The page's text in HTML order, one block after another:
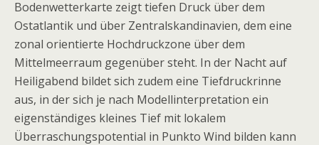
Bodenwetterkarte zeigt tiefen Druck über dem
Ostatlantik und über Zentralskandinavien, dem eine
zonal orientierte Hochdruckzone über dem
Mittelmeerraum gegenüber steht. In der Nacht auf
Heiligabend bildet sich zudem eine Tiefdruckrinne
aus, in der sich je nach Modellinterpretation ein
eigenständiges kleines Tief mit lokalem
Überraschungspotential in Punkto Wind bilden kann